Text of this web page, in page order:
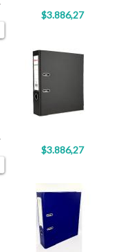
$3.886,27
$3.886,27